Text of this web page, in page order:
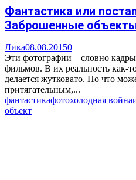
Фантастика или
Заброшенные
Лика08.08.20150
Эти фотографии – словно
фильмов. В их реальность как-
делается жутковато. Но что
притягательным,...
фантастикафотохолодная война
объект